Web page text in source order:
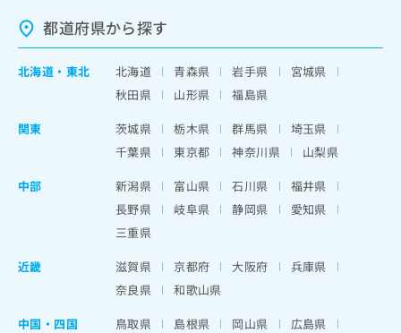
都道府県から探す
北海道 ・ 東北 北海道 青森県 岩手県
宮城県
秋田県
山形県
福島県
関東
茨城県 栃木県 群馬県
埼玉県
千葉県
東京都 神奈川県
山梨県
中部
新潟県 富山県 石川県
福井県
長野県
岐阜県 静岡県
愛知県
三重県
近畿
滋賀県 京都府 大阪府
兵庫県
奈良県
和歌山県
中国・四国
鳥取県 島根県 岡山県
広島県